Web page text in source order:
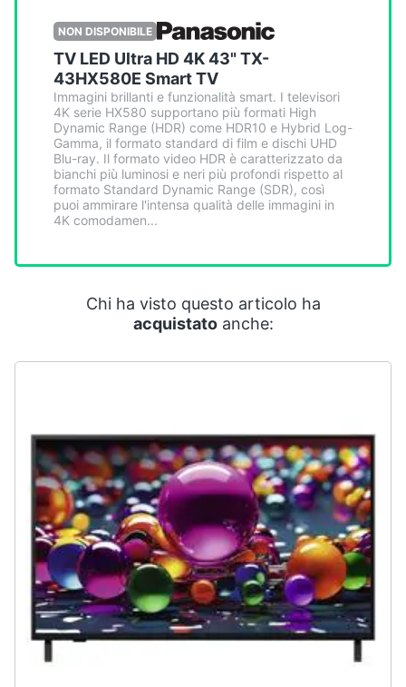
Cinema
Smart
home
Videogiochi
Audio
Giardinaggio
Salute
e
igiene
Beauty
Giocattoli
Prima
NON DISPONIBILE
TV LED Ultra HD 4K 43" TX-
43HX580E Smart TV
Immagini brillanti e funzionalità smart. I televisori
4K serie HX580 supportano più formati High
Dynamic Range (HDR) come HDR10 e Hybrid Log-
Gamma, il formato standard di film e dischi UHD
Blu-ray. Il formato video HDR è caratterizzato da
bianchi più luminosi e neri più profondi rispetto al
formato Standard Dynamic Range (SDR), così
puoi ammirare l'intensa qualità delle immagini in
4K comodamen...
Chi ha visto questo articolo ha
acquistatoanche: